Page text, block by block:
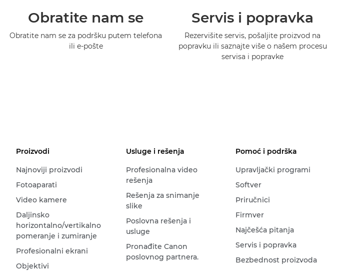
Obratite nam se
Obratite nam se za podršku putem telefona
ili e-pošte
Servis i popravka
Rezervišite servis, pošaljite proizvod na
popravku ili saznajte više o našem procesu
servisa i popravke
Proizvodi
Najnoviji proizvodi
Fotoaparati
Video kamere
Daljinsko
horizontalno/vertikalno
pomeranje i zumiranje
Profesionalni ekrani
Objektivi
Usluge i rešenja
Profesionalna video
rešenja
Rešenja za snimanje
slike
Poslovna rešenja i
usluge
Pronađite Canon
poslovnog partnera.
Pomoć i podrška
Upravljački programi
Softver
Priručnici
Firmver
Najčešća pitanja
Servis i popravka
Bezbednost proizvoda